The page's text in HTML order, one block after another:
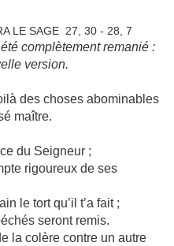
LE SAGE 27, 30 - 28, 7
complètement remanié :
version.
des choses abominables
maître.
Seigneur ;
rigoureux de ses
tort qu’il t’a fait ;
seront remis.
colère contre un autre